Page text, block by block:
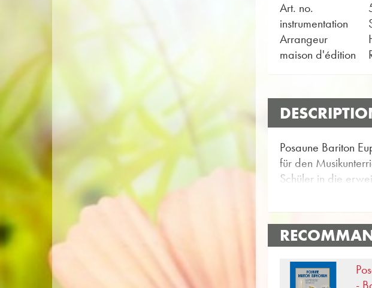
Art. no.
instrumentation
Arrangeur
maison d'édition
Posaune Bariton
für den
Schüler in die
aus zehn
Thema, das durch
Vorzeichen
Eingeschobene
Intervallstudien
-